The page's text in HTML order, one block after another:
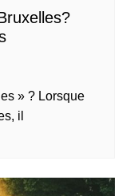
» ? Lorsque
il